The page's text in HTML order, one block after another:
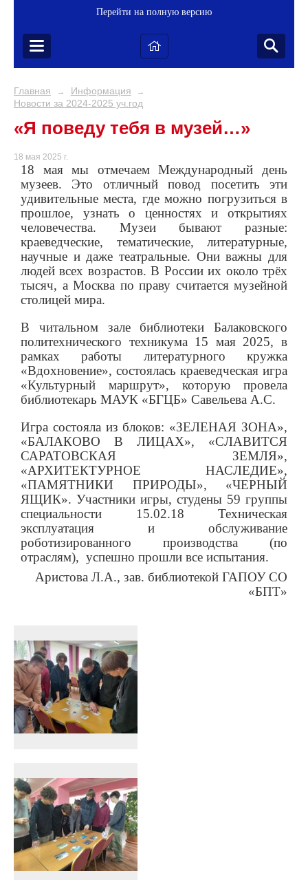
Перейти на полную версию
Главная → Информация →
Новости за 2024-2025 уч.год
«Я поведу тебя в музей…»
18 мая 2025 г.
18 мая мы отмечаем Международный день
музеев. Это отличный повод посетить эти
удивительные места, где можно погрузиться в
прошлое, узнать о ценностях и открытиях
человечества. Музеи бывают разные:
краеведческие, тематические, литературные,
научные и даже театральные. Они важны для
людей всех возрастов. В России их около трёх
тысяч, а Москва по праву считается музейной
столицей мира.
В читальном зале библиотеки Балаковского
политехнического техникума 15 мая 2025, в
рамках работы литературного кружка
«Вдохновение», состоялась краеведческая игра
«Культурный маршрут», которую провела
библиотекарь МАУК «БГЦБ» Савельева А.С.
Игра состояла из блоков: «ЗЕЛЕНАЯ ЗОНА»,
«БАЛАКОВО В ЛИЦАХ», «СЛАВИТСЯ
САРАТОВСКАЯ ЗЕМЛЯ»,
«АРХИТЕКТУРНОЕ НАСЛЕДИЕ»,
«ПАМЯТНИКИ ПРИРОДЫ», «ЧЕРНЫЙ
ЯЩИК». Участники игры, студены 59 группы
специальности 15.02.18 Техническая
эксплуатация и обслуживание
роботизированного производства (по
отраслям), успешно прошли все испытания.
Аристова Л.А., зав. библиотекой ГАПОУ СО
«БПТ»